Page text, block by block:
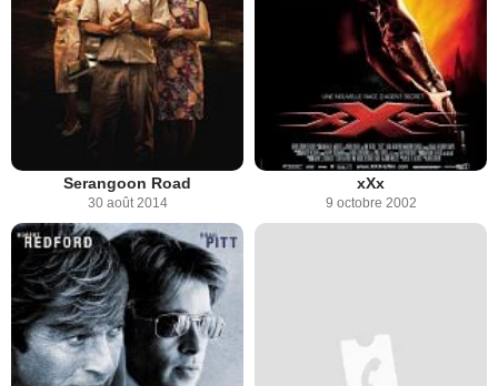
Serangoon Road
30 août 2014
xXx
9 octobre 2002